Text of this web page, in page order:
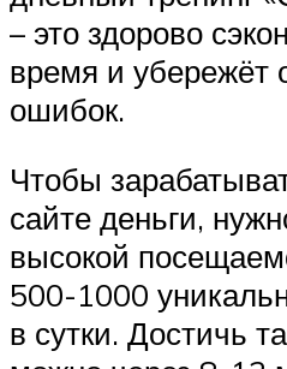
– это здорово
время и убережёт
ошибок.
Чтобы
сайте деньги,
высокой
500-1000
в сутки. Достичь